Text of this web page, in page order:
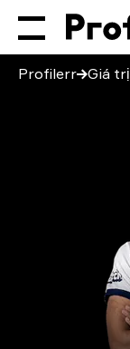
Profilerr Giá